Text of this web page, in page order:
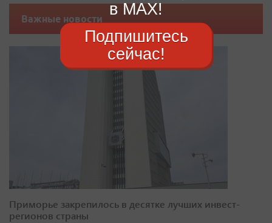
Важные новости
Приморье закрепилось в десятке лучших инвест-
регионов страны
в MAX!
Подпишитесь
сейчас!